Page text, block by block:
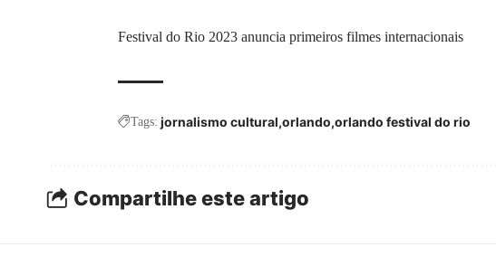
Festival do Rio 2023 anuncia primeiros filmes internacionais
Tags: jornalismo cultural orlando orlando festival do rio
Compartilhe este artigo